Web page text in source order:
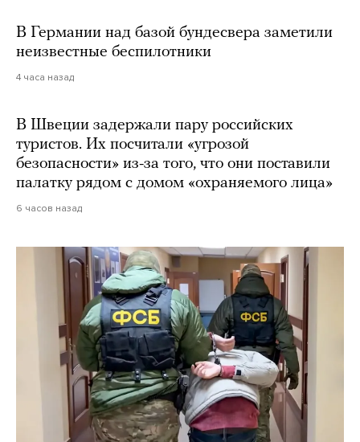
В Германии над базой бундесвера заметили
неизвестные беспилотники
4 часа назад
В Швеции задержали пару российских
туристов. Их посчитали «угрозой
безопасности» из-за того, что они поставили
палатку рядом с домом «охраняемого лица»
6 часов назад